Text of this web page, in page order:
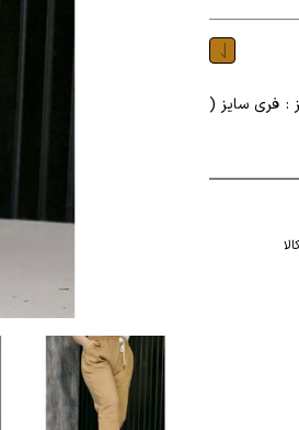
رنگ : در 3 رنگ سایز : فری سایز (